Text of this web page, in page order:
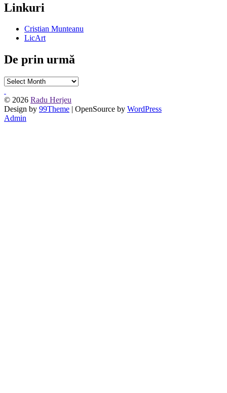
Linkuri
Cristian Munteanu
LicArt
De prin urmă
De
urmă
© 2026 Radu Herjeu
Design by 99Theme | OpenSource by WordPress
Admin